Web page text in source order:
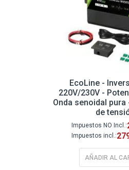
EcoLine -
220V/230V -
Onda senoidal
de
AÑADIR AL